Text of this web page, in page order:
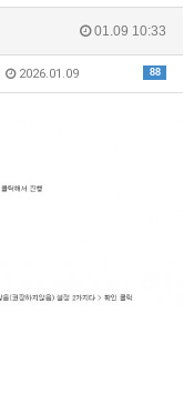
01.09 10:33
88
2026.01.09